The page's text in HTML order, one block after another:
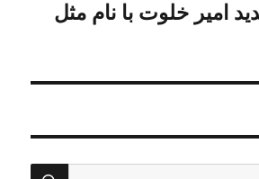
امیر خلوت با نام مثل